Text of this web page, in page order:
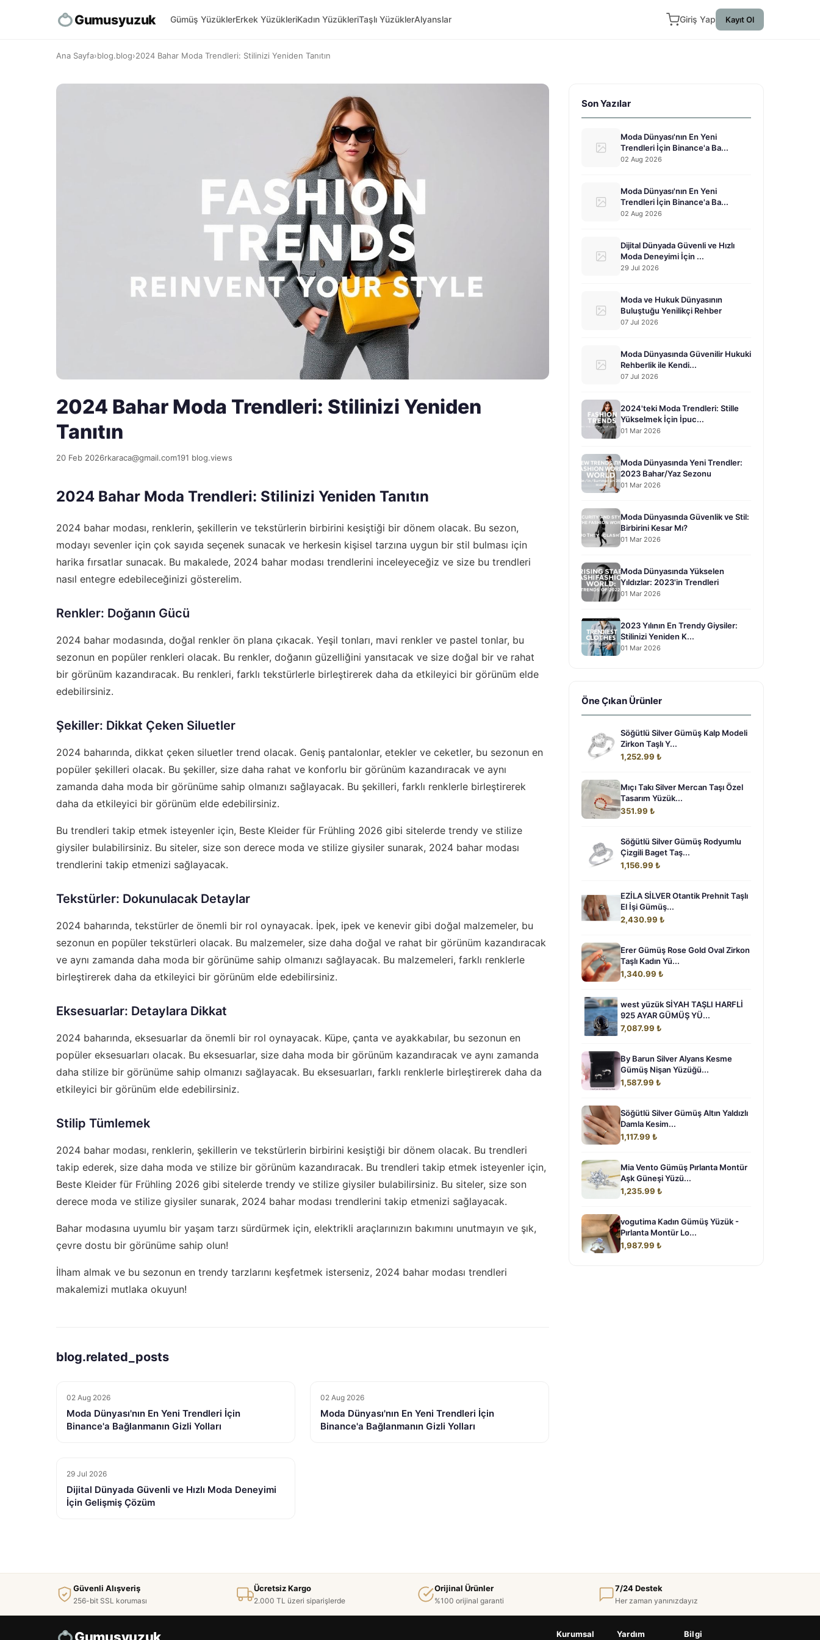
Gumusyuzuk Gümüş YüzüklerErkek YüzükleriKadın YüzükleriTaşlı YüzüklerAlyanslar Giriş Yap Kayıt Ol
Ana Sayfa›blog.blog›2024 Bahar Moda Trendleri: Stilinizi Yeniden Tanıtın
2024 Bahar Moda Trendleri: Stilinizi Yeniden
Tanıtın
20 Feb 2026rkaraca@gmail.com191 blog.views
2024 Bahar Moda Trendleri: Stilinizi Yeniden Tanıtın
2024 bahar modası, renklerin, şekillerin ve tekstürlerin birbirini kesiştiği bir dönem olacak. Bu sezon,
modayı sevenler için çok sayıda seçenek sunacak ve herkesin kişisel tarzına uygun bir stil bulması için
harika fırsatlar sunacak. Bu makalede, 2024 bahar modası trendlerini inceleyeceğiz ve size bu trendleri
nasıl entegre edebileceğinizi gösterelim.
Renkler: Doğanın Gücü
2024 bahar modasında, doğal renkler ön plana çıkacak. Yeşil tonları, mavi renkler ve pastel tonlar, bu
sezonun en popüler renkleri olacak. Bu renkler, doğanın güzelliğini yansıtacak ve size doğal bir ve rahat
bir görünüm kazandıracak. Bu renkleri, farklı tekstürlerle birleştirerek daha da etkileyici bir görünüm elde
edebilirsiniz.
Şekiller: Dikkat Çeken Siluetler
2024 baharında, dikkat çeken siluetler trend olacak. Geniş pantalonlar, etekler ve ceketler, bu sezonun en
popüler şekilleri olacak. Bu şekiller, size daha rahat ve konforlu bir görünüm kazandıracak ve aynı
zamanda daha moda bir görünüme sahip olmanızı sağlayacak. Bu şekilleri, farklı renklerle birleştirerek
daha da etkileyici bir görünüm elde edebilirsiniz.
Bu trendleri takip etmek isteyenler için, Beste Kleider für Frühling 2026 gibi sitelerde trendy ve stilize
giysiler bulabilirsiniz. Bu siteler, size son derece moda ve stilize giysiler sunarak, 2024 bahar modası
trendlerini takip etmenizi sağlayacak.
Tekstürler: Dokunulacak Detaylar
2024 baharında, tekstürler de önemli bir rol oynayacak. İpek, ipek ve kenevir gibi doğal malzemeler, bu
sezonun en popüler tekstürleri olacak. Bu malzemeler, size daha doğal ve rahat bir görünüm kazandıracak
ve aynı zamanda daha moda bir görünüme sahip olmanızı sağlayacak. Bu malzemeleri, farklı renklerle
birleştirerek daha da etkileyici bir görünüm elde edebilirsiniz.
Eksesuarlar: Detaylara Dikkat
2024 baharında, eksesuarlar da önemli bir rol oynayacak. Küpe, çanta ve ayakkabılar, bu sezonun en
popüler eksesuarları olacak. Bu eksesuarlar, size daha moda bir görünüm kazandıracak ve aynı zamanda
daha stilize bir görünüme sahip olmanızı sağlayacak. Bu eksesuarları, farklı renklerle birleştirerek daha da
etkileyici bir görünüm elde edebilirsiniz.
Stilip Tümlemek
2024 bahar modası, renklerin, şekillerin ve tekstürlerin birbirini kesiştiği bir dönem olacak. Bu trendleri
takip ederek, size daha moda ve stilize bir görünüm kazandıracak. Bu trendleri takip etmek isteyenler için,
Beste Kleider für Frühling 2026 gibi sitelerde trendy ve stilize giysiler bulabilirsiniz. Bu siteler, size son
derece moda ve stilize giysiler sunarak, 2024 bahar modası trendlerini takip etmenizi sağlayacak.
Bahar modasına uyumlu bir yaşam tarzı sürdürmek için, elektrikli araçlarınızın bakımını unutmayın ve şık,
çevre dostu bir görünüme sahip olun!
İlham almak ve bu sezonun en trendy tarzlarını keşfetmek isterseniz, 2024 bahar modası trendleri
makalemizi mutlaka okuyun!
blog.related_posts
02 Aug 2026
Moda Dünyası'nın En Yeni Trendleri İçin
Binance'a Bağlanmanın Gizli Yolları
02 Aug 2026
Moda Dünyası'nın En Yeni Trendleri İçin
Binance'a Bağlanmanın Gizli Yolları
29 Jul 2026
Dijital Dünyada Güvenli ve Hızlı Moda Deneyimi
İçin Gelişmiş Çözüm
Son Yazılar
Moda Dünyası'nın En Yeni
Trendleri İçin Binance'a Ba...
02 Aug 2026
Moda Dünyası'nın En Yeni
Trendleri İçin Binance'a Ba...
02 Aug 2026
Dijital Dünyada Güvenli ve Hızlı
Moda Deneyimi İçin ...
29 Jul 2026
Moda ve Hukuk Dünyasının
Buluştuğu Yenilikçi Rehber
07 Jul 2026
Moda Dünyasında Güvenilir Hukuki
Rehberlik ile Kendi...
07 Jul 2026
2024'teki Moda Trendleri: Stille
Yükselmek İçin İpuc...
01 Mar 2026
Moda Dünyasında Yeni Trendler:
2023 Bahar/Yaz Sezonu
01 Mar 2026
Moda Dünyasında Güvenlik ve Stil:
Birbirini Kesar Mı?
01 Mar 2026
Moda Dünyasında Yükselen
Yıldızlar: 2023'in Trendleri
01 Mar 2026
2023 Yılının En Trendy Giysiler:
Stilinizi Yeniden K...
01 Mar 2026
Öne Çıkan Ürünler
Söğütlü Silver Gümüş Kalp Modeli
Zirkon Taşlı Y...
1,252.99 ₺
Mıçı Takı Silver Mercan Taşı Özel
Tasarım Yüzük...
351.99 ₺
Söğütlü Silver Gümüş Rodyumlu
Çizgili Baget Taş...
1,156.99 ₺
EZİLA SİLVER Otantik Prehnit Taşlı
El İşi Gümüş...
2,430.99 ₺
Erer Gümüş Rose Gold Oval Zirkon
Taşlı Kadın Yü...
1,340.99 ₺
west yüzük SİYAH TAŞLI HARFLİ
925 AYAR GÜMÜŞ YÜ...
7,087.99 ₺
By Barun Silver Alyans Kesme
Gümüş Nişan Yüzüğü...
1,587.99 ₺
Söğütlü Silver Gümüş Altın Yaldızlı
Damla Kesim...
1,117.99 ₺
Mia Vento Gümüş Pırlanta Montür
Aşk Güneşi Yüzü...
1,235.99 ₺
vogutima Kadın Gümüş Yüzük -
Pırlanta Montür Lo...
1,987.99 ₺
Güvenli Alışveriş
256-bit SSL koruması
Ücretsiz Kargo
2.000 TL üzeri siparişlerde
Orijinal Ürünler
%100 orijinal garanti
7/24 Destek
Her zaman yanınızdayız
Gumusyuzuk Kurumsal Yardım Bilgi